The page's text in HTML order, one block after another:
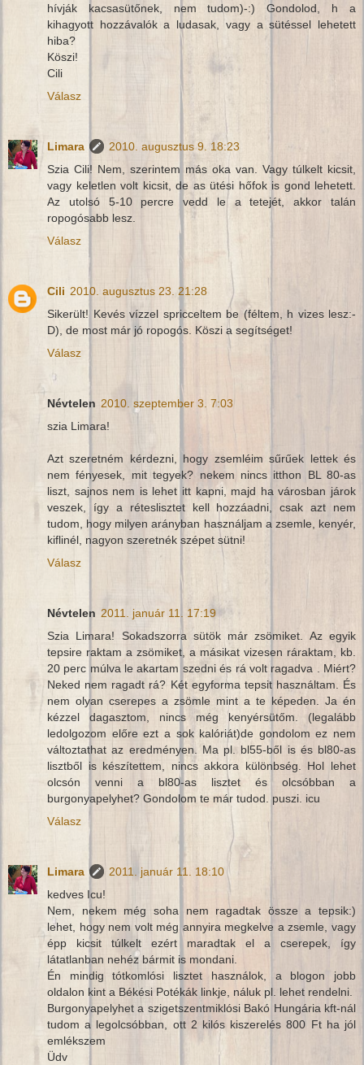
hívják kacsasütőnek, nem tudom)-:) Gondolod, h a
kihagyott hozzávalók a ludasak, vagy a sütéssel lehetett
hiba?
Köszi!
Cili
Válasz
Limara
2010. augusztus 9. 18:23
Szia Cili! Nem, szerintem más oka van. Vagy túlkelt kicsit,
vagy keletlen volt kicsit, de as ütési hőfok is gond lehetett.
Az utolsó 5-10 percre vedd le a tetejét, akkor talán
ropogósabb lesz.
Válasz
Cili 2010. augusztus 23. 21:28
Sikerült! Kevés vízzel spricceltem be (féltem, h vizes lesz:-
D), de most már jó ropogós. Köszi a segítséget!
Válasz
Névtelen 2010. szeptember 3. 7:03
szia Limara!
Azt szeretném kérdezni, hogy zsemléim sűrűek lettek és
nem fényesek, mit tegyek? nekem nincs itthon BL 80-as
liszt, sajnos nem is lehet itt kapni, majd ha városban járok
veszek, így a réteslisztet kell hozzáadni, csak azt nem
tudom, hogy milyen arányban használjam a zsemle, kenyér,
kiflinél, nagyon szeretnék szépet sütni!
Válasz
Névtelen 2011. január 11. 17:19
Szia Limara! Sokadszorra sütök már zsömiket. Az egyik
tepsire raktam a zsömiket, a másikat vizesen ráraktam, kb.
20 perc múlva le akartam szedni és rá volt ragadva . Miért?
Neked nem ragadt rá? Két egyforma tepsit használtam. És
nem olyan cserepes a zsömle mint a te képeden. Ja én
kézzel dagasztom, nincs még kenyérsütőm. (legalább
ledolgozom előre ezt a sok kalóriát)de gondolom ez nem
változtathat az eredményen. Ma pl. bl55-ből is és bl80-as
lisztből is készítettem, nincs akkora különbség. Hol lehet
olcsón venni a bl80-as lisztet és olcsóbban a
burgonyapelyhet? Gondolom te már tudod. puszi. icu
Válasz
Limara
2011. január 11. 18:10
kedves Icu!
Nem, nekem még soha nem ragadtak össze a tepsik:)
lehet, hogy nem volt még annyira megkelve a zsemle, vagy
épp kicsit túlkelt ezért maradtak el a cserepek, így
látatlanban nehéz bármit is mondani.
Én mindig tótkomlósi lisztet használok, a blogon jobb
oldalon kint a Békési Potékák linkje, náluk pl. lehet rendelni.
Burgonyapelyhet a szigetszentmiklósi Bakó Hungária kft-nál
tudom a legolcsóbban, ott 2 kilós kiszerelés 800 Ft ha jól
emlékszem
Üdv